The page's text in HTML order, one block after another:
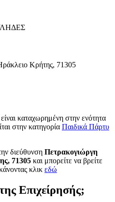
Κρήτης, 71305
είναι καταχωρημένη στην ενότητα
στην κατηγορία Παιδικά Πάρτυ
διεύθυνση Πετρακογιώργη
71305 και μπορείτε να βρείτε
κλικ εδώ
Επιχείρησής;